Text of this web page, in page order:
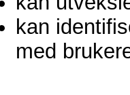
kan
med